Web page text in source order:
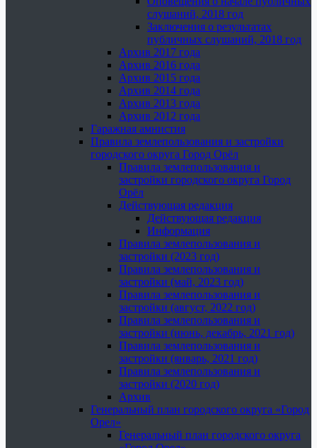
слушаний, 2018 год
Заключения о результатах
публичных слушаний, 2018 год
Архив 2017 года
Архив 2016 года
Архив 2015 года
Архив 2014 года
Архив 2013 года
Архив 2012 года
Гаражная амнистия
Правила землепользования и застройки
городского округа Город Орёл
Правила землепользования и
застройки городского округа Город
Орёл
Действующая редакция
Действующая редакция
Информация
Правила землепользования и
застройки (2023 год)
Правила землепользования и
застройки (май, 2023 год)
Правила землепользования и
застройки (август, 2022 год)
Правила землепользования и
застройки (июнь, декабрь, 2021 год)
Правила землепользования и
застройки (январь, 2021 год)
Правила землепользования и
застройки (2020 год)
Архив
Генеральный план городского округа «Город
Орел»
Генеральный план городского округа